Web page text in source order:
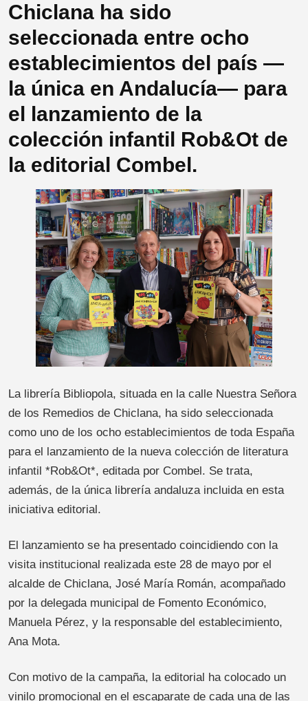
Chiclana ha sido
seleccionada entre ocho
establecimientos del país —
la única en Andalucía— para
el lanzamiento de la
colección infantil Rob&Ot de
la editorial Combel.
La librería Bibliopola, situada en la calle Nuestra Señora
de los Remedios de Chiclana, ha sido seleccionada
como uno de los ocho establecimientos de toda España
para el lanzamiento de la nueva colección de literatura
infantil *Rob&Ot*, editada por Combel. Se trata,
además, de la única librería andaluza incluida en esta
iniciativa editorial.
El lanzamiento se ha presentado coincidiendo con la
visita institucional realizada este 28 de mayo por el
alcalde de Chiclana, José María Román, acompañado
por la delegada municipal de Fomento Económico,
Manuela Pérez, y la responsable del establecimiento,
Ana Mota.
Con motivo de la campaña, la editorial ha colocado un
vinilo promocional en el escaparate de cada una de las